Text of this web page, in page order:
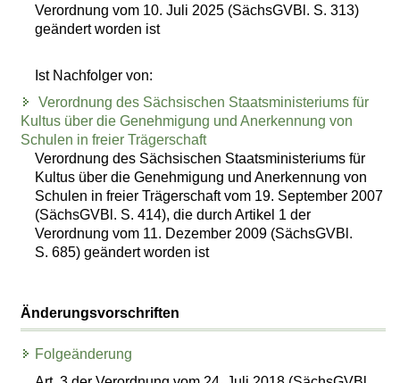
Verordnung vom 10. Juli 2025 (SächsGVBl. S. 313)
geändert worden ist
Ist Nachfolger von:
Verordnung des Sächsischen Staatsministeriums für
Kultus über die Genehmigung und Anerkennung von
Schulen in freier Trägerschaft
Verordnung des Sächsischen Staatsministeriums für
Kultus über die Genehmigung und Anerkennung von
Schulen in freier Trägerschaft vom 19. September 2007
(SächsGVBl. S. 414), die durch Artikel 1 der
Verordnung vom 11. Dezember 2009 (SächsGVBl.
S. 685) geändert worden ist
Änderungsvorschriften
Folgeänderung